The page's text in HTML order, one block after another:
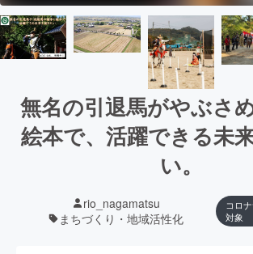
無名の引退馬がやぶさ
絵本で、活躍できる未
い。
rio_nagamatsu
まちづくり・地域活性化
コロ
対象